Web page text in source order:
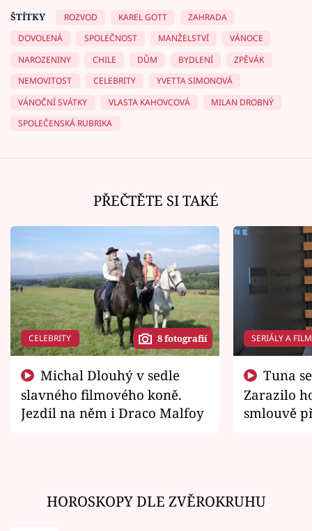
ŠTÍTKY
ROZVOD KAREL GOTT
ZAHRADA
DOVOLENÁ
SPOLEČNOST MANŽELSTVÍ
VÁNOCE
NAROZENINY
CHILE DŮM BYDLENÍ
ZPĚVÁK
NEMOVITOST
CELEBRITY
YVETTA SIMONOVÁ
VÁNOČNÍ SVÁTKY
VLASTA KAHOVCOVÁ
MILAN DROBNÝ
SPOLEČENSKÁ RUBRIKA
PŘEČTĚTE SI TAKÉ
CELEBRITY 8 fotografií
slavného filmového koně.
Jezdil na něm i Draco Malfoy
SERIÁLY A
Zarazilo
smlouvě
HOROSKOPY DLE ZVĚROKRUHU